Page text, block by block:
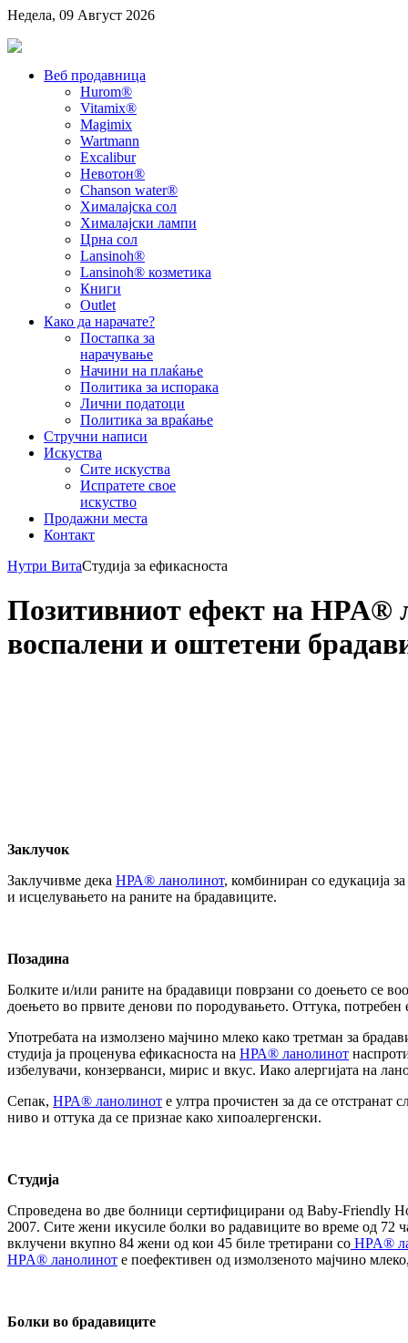
Недела, 09 Август 2026
Веб продавница
Hurom®
Vitamix®
Magimix
Wartmann
Excalibur
Невотон®
Chanson water®
Хималајска сол
Хималајски лампи
Црна сол
Lansinoh®
Lansinoh® козметика
Книги
Outlet
Како да нарачате?
Постапка за
нарачување
Начини на плаќање
Политика за испорака
Лични податоци
Политика за враќање
Стручни написи
Искуства
Сите искуства
Испратете свое
искуство
Продажни места
Контакт
Нутри ВитаСтудија за ефикасноста
Позитивниот ефект на HPA®
воспалени и оштетени
Заклучок
Заклучивме дека НРА® ланолинот, комбиниран со едукација
и исцелувањето на раните на брадавиците.
Позадина
Болките и/или раните на брадавици поврзани со доењето се
доењето во првите денови по породувањето. Оттука,
Употребата на измолзено мајчино млеко како третман за
студија ја проценува ефикасноста на НРА® ланолинот
избелувачи, конзерванси, мирис и вкус. Иако алергијата на
Сепак, НРА® ланолинот е ултра прочистен за да се отстранат
ниво и оттука да се признае како хипоалергенски.
Студија
Спроведена во две болници сертифицирани од Baby-Friendly
2007. Сите жени икусиле болки во радавиците во време од 72
вклучени вкупно 84 жени од кои 45 биле третирани со HPA®
HPA® ланолинот е поефективен од измолзеното мајчино
Болки во брадавиците